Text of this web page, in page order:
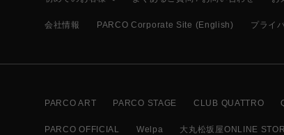
会社情報 PARCO Corporate Site (English) プライ
PARCO ART PARCO STAGE CLUB QUATTRO
PARCO OFFICIAL Welpa 大丸松坂屋ONLINE